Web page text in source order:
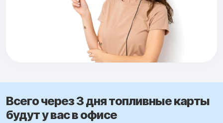
Всего через 3 дня топливные карты
будут у вас в офисе